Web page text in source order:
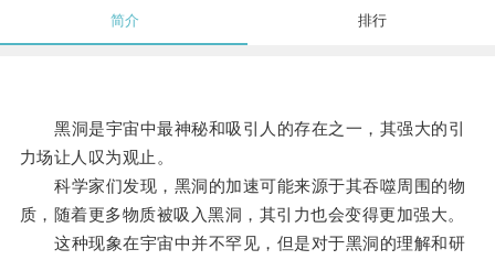
简介 排行
黑洞是宇宙中最神秘和吸引人的存在之一，其强大的引
力场让人叹为观止。
科学家们发现，黑洞的加速可能来源于其吞噬周围的物
质，随着更多物质被吸入黑洞，其引力也会变得更加强大。
这种现象在宇宙中并不罕见，但是对于黑洞的理解和研